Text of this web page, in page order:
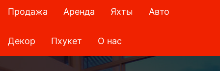
Продажа Аренда Яхты Авто
Декор Пхукет О нас